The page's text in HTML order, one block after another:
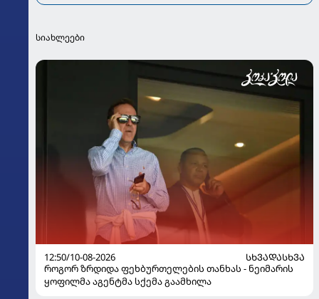
უგულავას შესახებ
სიახლეები
12:50/10-08-2026
ᲡᲮᲕᲐᲓᲐᲡᲮᲕᲐ
როგორ ზრდიდა ფეხბურთელების თანხას - ნეიმარის
ყოფილმა აგენტმა სქემა გაამხილა